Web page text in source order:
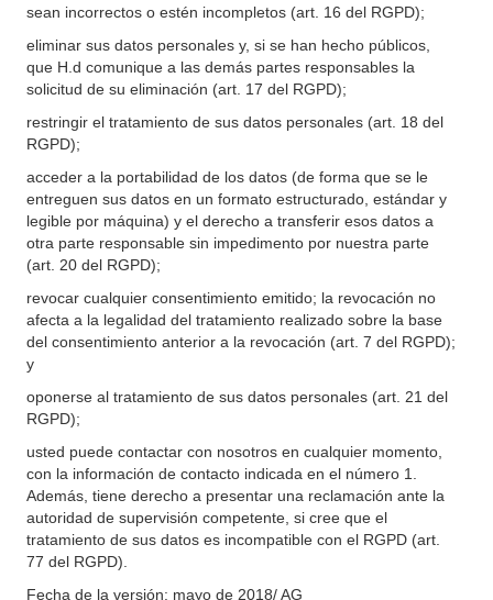
sean incorrectos o estén incompletos (art. 16 del RGPD);
eliminar sus datos personales y, si se han hecho públicos,
que H.d comunique a las demás partes responsables la
solicitud de su eliminación (art. 17 del RGPD);
restringir el tratamiento de sus datos personales (art. 18 del
RGPD);
acceder a la portabilidad de los datos (de forma que se le
entreguen sus datos en un formato estructurado, estándar y
legible por máquina) y el derecho a transferir esos datos a
otra parte responsable sin impedimento por nuestra parte
(art. 20 del RGPD);
revocar cualquier consentimiento emitido; la revocación no
afecta a la legalidad del tratamiento realizado sobre la base
del consentimiento anterior a la revocación (art. 7 del RGPD);
y
oponerse al tratamiento de sus datos personales (art. 21 del
RGPD);
usted puede contactar con nosotros en cualquier momento,
con la información de contacto indicada en el número 1.
Además, tiene derecho a presentar una reclamación ante la
autoridad de supervisión competente, si cree que el
tratamiento de sus datos es incompatible con el RGPD (art.
77 del RGPD).
Fecha de la versión: mayo de 2018/ AG